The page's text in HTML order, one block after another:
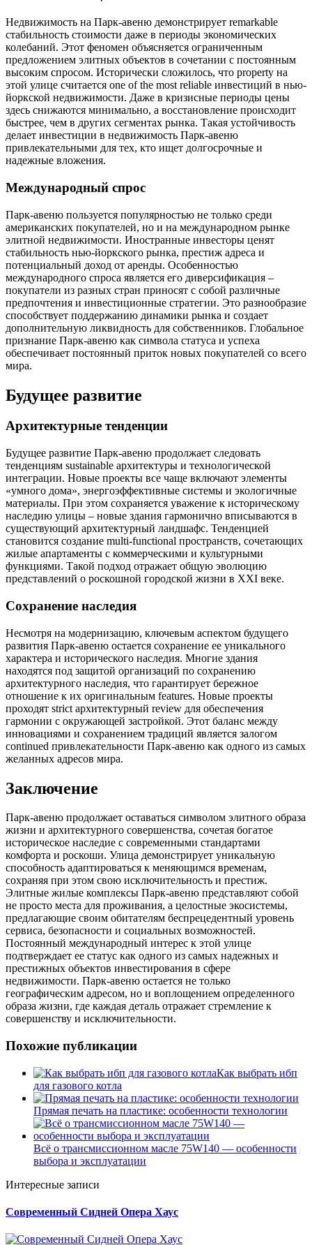
Недвижимость на Парк-авеню демонстрирует remarkable
стабильность стоимости даже в периоды экономических
колебаний. Этот феномен объясняется ограниченным
предложением элитных объектов в сочетании с постоянным
высоким спросом. Исторически сложилось, что property на
этой улице считается one of the most reliable инвестиций в нью-
йоркской недвижимости. Даже в кризисные периоды цены
здесь снижаются минимально, а восстановление происходит
быстрее, чем в других сегментах рынка. Такая устойчивость
делает инвестиции в недвижимость Парк-авеню
привлекательными для тех, кто ищет долгосрочные и
надежные вложения.
Международный спрос
Парк-авеню пользуется популярностью не только среди
американских покупателей, но и на международном рынке
элитной недвижимости. Иностранные инвесторы ценят
стабильность нью-йоркского рынка, престиж адреса и
потенциальный доход от аренды. Особенностью
международного спроса является его диверсификация –
покупатели из разных стран приносят с собой различные
предпочтения и инвестиционные стратегии. Это разнообразие
способствует поддержанию динамики рынка и создает
дополнительную ликвидность для собственников. Глобальное
признание Парк-авеню как символа статуса и успеха
обеспечивает постоянный приток новых покупателей со всего
мира.
Будущее развитие
Архитектурные тенденции
Будущее развитие Парк-авеню продолжает следовать
тенденциям sustainable архитектуры и технологической
интеграции. Новые проекты все чаще включают элементы
«умного дома», энергоэффективные системы и экологичные
материалы. При этом сохраняется уважение к историческому
наследию улицы – новые здания гармонично вписываются в
существующий архитектурный ландшафс. Тенденцией
становится создание multi-functional пространств, сочетающих
жилые апартаменты с коммерческими и культурными
функциями. Такой подход отражает общую эволюцию
представлений о роскошной городской жизни в XXI веке.
Сохранение наследия
Несмотря на модернизацию, ключевым аспектом будущего
развития Парк-авеню остается сохранение ее уникального
характера и исторического наследия. Многие здания
находятся под защитой организаций по сохранению
архитектурного наследия, что гарантирует бережное
отношение к их оригинальным features. Новые проекты
проходят strict архитектурный review для обеспечения
гармонии с окружающей застройкой. Этот баланс между
инновациями и сохранением традиций является залогом
continued привлекательности Парк-авеню как одного из самых
желанных адресов мира.
Заключение
Парк-авеню продолжает оставаться символом элитного образа
жизни и архитектурного совершенства, сочетая богатое
историческое наследие с современными стандартами
комфорта и роскоши. Улица демонстрирует уникальную
способность адаптироваться к меняющимся временам,
сохраняя при этом свою исключительность и престиж.
Элитные жилые комплексы Парк-авеню представляют собой
не просто места для проживания, а целостные экосистемы,
предлагающие своим обитателям беспрецедентный уровень
сервиса, безопасности и социальных возможностей.
Постоянный международный интерес к этой улице
подтверждает ее статус как одного из самых надежных и
престижных объектов инвестирования в сфере
недвижимости. Парк-авеню остается не только
географическим адресом, но и воплощением определенного
образа жизни, где каждая деталь отражает стремление к
совершенству и исключительности.
Похожие публикации
Как выбрать ибп
для газового котла
Прямая печать на пластике: особенности технологии
Всё о трансмиссионном масле 75W140 — особенности
выбора и эксплуатации
Интересные записи
Современный Сидней Опера Хаус